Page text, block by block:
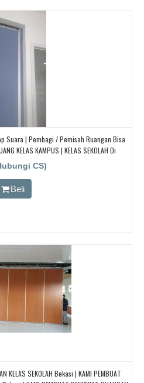
Suara | Pembagi / Pemisah Ruangan Bisa
KELAS KAMPUS | KELAS SEKOLAH Di
BEKASI, TANGERANG
CS)
Beli
KELAS SEKOLAH Bekasi | KAMI PEMBUAT